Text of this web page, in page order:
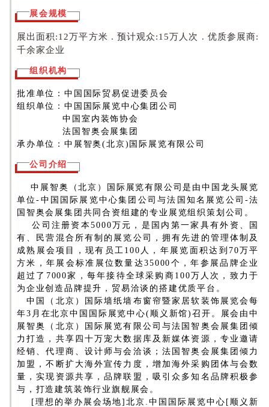
展会规模
展出面积:12万平方米 . 预计观众:15万人次 . 优质参展商:
千余家企业
组织机构
批准单位：中国国际贸易促进委员会
组织单位：中国国际展览中心集团公司
中国室内装饰协会
法国智奥会展集团
承办单位：中展智奥(北京)国际展览有限公司
公司介绍
中展智奥（北京）国际展览有限公司是由中国龙头展览
单位-中国国际展览中心集团公司与法国知名展览公司-法
国智奥会展集团共同合资组建的专业展览组织策划公司。
公司注册资本5000万元，是国内第一家具有外资、国
有、民营混合所有制的展览公司，拥有先进的管理体制及
成熟展会项目，现有员工100人，年展览面积达到70万平
方米，年展会标准展位数量达35000个，年参展品牌企业
超过了7000家，每年接待全球采购商100万人次，致力于
为企业创造品牌提升，贸易洽谈的搭建优质平台。
中国（北京）国际墙纸墙布窗帘暨家居软装饰展览会每
年3月在北京中国国际展览中心(顺义新馆)召开。展会由中
展智奥（北京）国际展览有限公司与法国智奥会展集团倾
力打造，共享四十万宠大数据库及新媒体资源，专业邀请
经销、代理商、设计师与会洽谈；法国智奥会展集团倾力
加盟，不断扩大海外宣传力度，增加海外采购团体与会数
量，实现资源共享，品牌联盟，吸引众多知名品牌积极参
与，打造建筑装饰行业旗舰展会。
[理想的举办展会场地]北京.中国国际展览中心[顺义新